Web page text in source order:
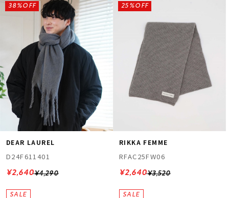
DEAR LAUREL
D24F611401
¥4,290
38%OFF
¥2,640
RIKKA FEMME
RFAC25FW06
¥3,520
25%OFF
¥2,640